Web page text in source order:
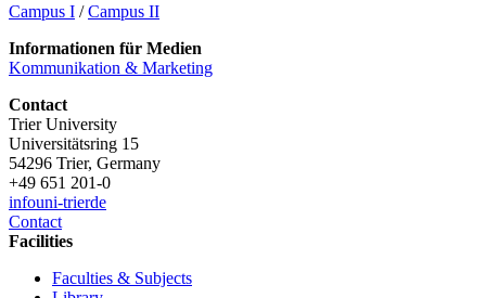
Campus I /Campus II
Informationen für Medien
Kommunikation & Marketing
Contact
Trier University
Universitätsring 15
54296 Trier, Germany
+49 651 201-0
infouni-trierde
Contact
Facilities
Faculties & Subjects